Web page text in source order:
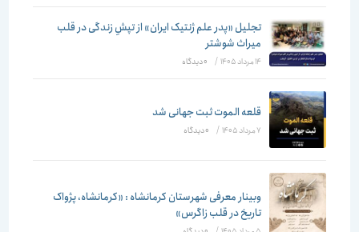
تجلیل «پدر علم ژنتیک ایران» از تپشِ زندگی در قلب
میراث شوشتر
14 مرداد 1405 / ۰ دیدگاه
قلعه الموت ثبت جهانی شد
/ ۰ دیدگاه
وبینار معرفی شهرستان کرمانشاه : «کرمانشاه، پژواک
تاریخ در قلب زاگرس»